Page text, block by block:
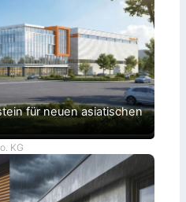
für neuen asiatischen
KG